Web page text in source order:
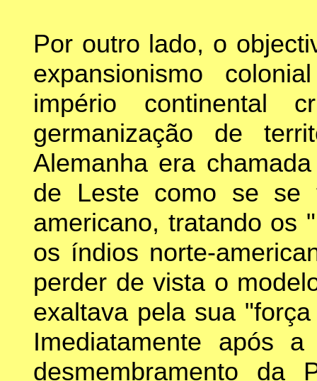
Por outro lado, o
expansionismo
império continental
germanização de
Alemanha era
de Leste como se se
americano, tratando os
os índios norte-
perder de vista o
exaltava pela sua
Imediatamente após
desmembramento da